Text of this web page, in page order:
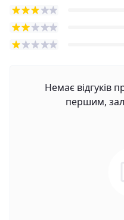
Немає відгуків
першим,